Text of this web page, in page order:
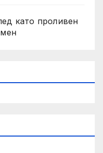
като проливен